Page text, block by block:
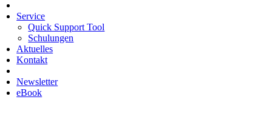
Service
Quick Support Tool
Schulungen
Aktuelles
Kontakt
Newsletter
eBook